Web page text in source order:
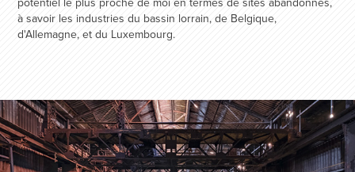
à savoir les industries du bassin lorrain, de Belgique,
d'Allemagne, et du Luxembourg.